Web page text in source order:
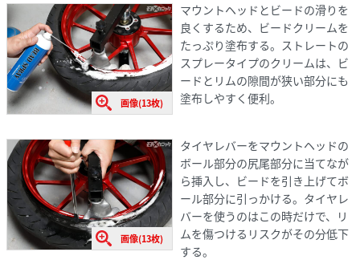
画像(13枚)
マウントヘッドとビードの滑りを
良くするため、ビードクリームを
たっぷり塗布する。ストレートの
スプレータイプのクリームは、ビ
ードとリムの隙間が狭い部分にも
塗布しやすく便利。
画像(13枚)
タイヤレバーをマウントヘッドの
ボール部分の尻尾部分に当てなが
ら挿入し、ビードを引き上げてボ
ール部分に引っかける。タイヤレ
バーを使うのはこの時だけで、リ
ムを傷つけるリスクがその分低下
する。